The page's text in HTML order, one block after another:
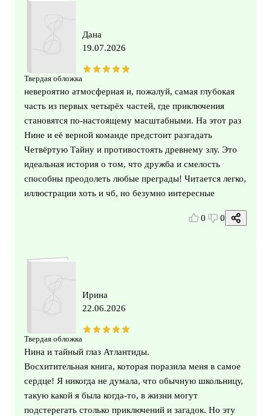
Твердая обложка
Дана
19.07.2026
невероятно атмосферная и, пожалуй, самая глубокая
часть из первых четырёх частей, где приключения
становятся по-настоящему масштабными. На этот раз
Нине и её верной команде предстоит разгадать
Четвёртую Тайну и противостоять древнему злу. Это
идеальная история о том, что дружба и смелость
способны преодолеть любые преграды! Читается легко,
иллюстрации хоть и чб, но безумно интересные
0 0
Твердая обложка
Ирина
22.06.2026
Нина и тайный глаз Атлантиды.
Восхитительная книга, которая поразила меня в самое
сердце! Я никогда не думала, что обычную школьницу,
такую какой я была когда-то, в жизни могут
подстерегать столько приключений и загадок. Но эту